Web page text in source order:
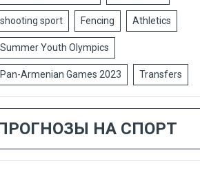
shooting sport Fencing Athletics
Summer Youth Olympics
Pan-Armenian Games 2023 Transfers
НА СПОРТ